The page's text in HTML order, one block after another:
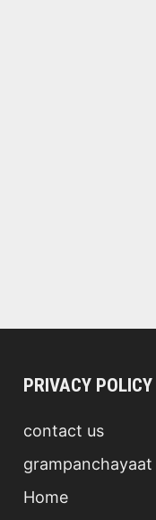
PRIVACY POLICY
contact us
Home